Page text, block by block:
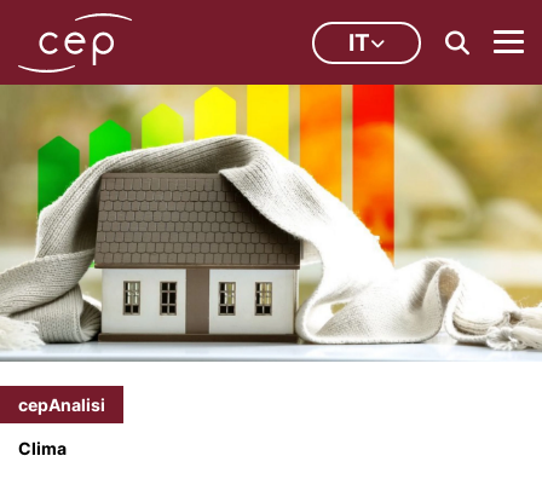
IT
cepAnalisi
Clima